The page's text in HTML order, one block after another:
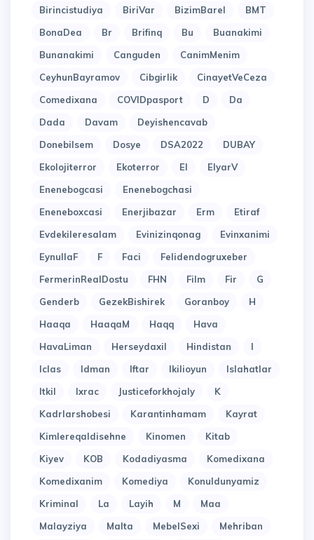
Birincistudiya
BiriVar BizimBarel
BMT
BonaDea
Br Brifinq Bu
Buanakimi
Bunanakimi
Canguden
CanimMenim
CeyhunBayramov
Cibgirlik
CinayetVeCeza
Comedixana
COVIDpasport D
Da
Dada
Davam
Deyishencavab
Donebilsem
Dosye DSA2022
DUBAY
Ekolojiterror
Ekoterror El
ElyarV
Enenebogcasi
Enenebogchasi
Eneneboxcasi
Enerjibazar Erm
Etiraf
Evdekileresalam
Evinizinqonag
Evinxanimi
EynullaF
F Faci
Felidendogruxeber
FermerinRealDostu
FHN Film Fir
G
Genderb
GezekBishirek Goranboy
H
Haaqa
HaaqaM Haqq
Hava
HavaLiman
Herseydaxil Hindistan
I
Iclas
Idman Iftar Ikilioyun
Islahatlar
Itkil
Ixrac Justiceforkhojaly
K
Kadrlarshobesi
Karantinhamam
Kayrat
Kimlereqaldisehne
Kinomen
Kitab
Kiyev
KOB Kodadiyasma
Komedixana
Komedixanim
Komediya
Konuldunyamiz
Kriminal
La Layih M
Maa
Malayziya
Malta MebelSexi
Mehriban